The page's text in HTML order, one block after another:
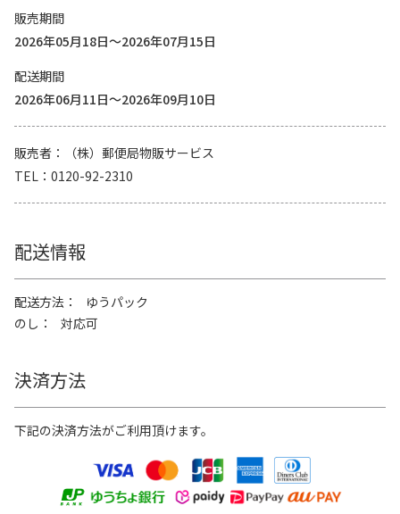
販売期間
2026年05月18日～2026年07月15日
配送期間
2026年06月11日～2026年09月10日
販売者
（株）郵便局物販サービス
TEL
0120-92-2310
配送情報
配送方法
ゆうパック
のし
対応可
決済方法
下記の決済方法がご利用頂けます。